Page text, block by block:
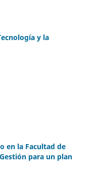
y la
en la Facultad de
para un plan